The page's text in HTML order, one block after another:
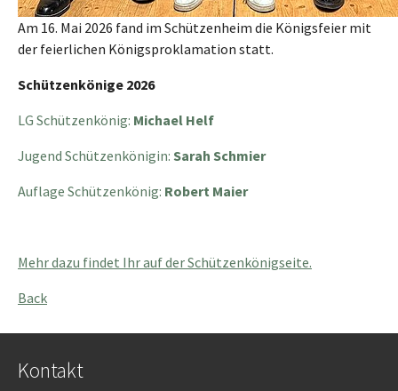
Am 16. Mai 2026 fand im Schützenheim die Königsfeier mit
der feierlichen Königsproklamation statt.
Schützenkönige 2026
LG Schützenkönig: Michael Helf
Jugend Schützenkönigin: Sarah Schmier
Auflage Schützenkönig: Robert Maier
Mehr dazu findet Ihr auf der Schützenkönigseite.
Back
Kontakt